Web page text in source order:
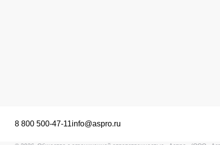
8 800 500-47-11info@aspro.ru